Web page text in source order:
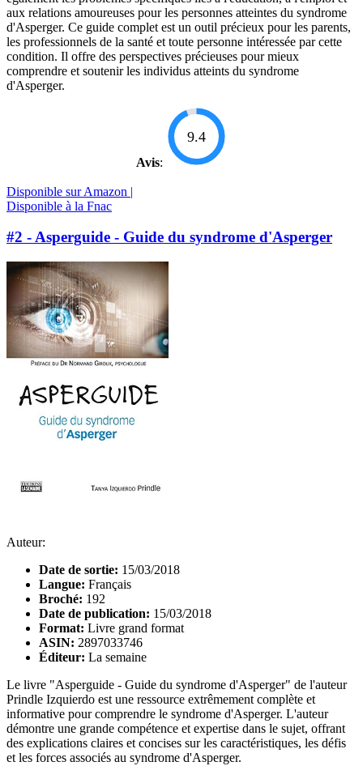
aux relations amoureuses pour les personnes atteintes du syndrome
d'Asperger. Ce guide complet est un outil précieux pour les parents,
les professionnels de la santé et toute personne intéressée par cette
condition. Il offre des perspectives précieuses pour mieux
comprendre et soutenir les individus atteints du syndrome
d'Asperger.
Avis:
9.4
Disponible sur Amazon |
Disponible à la Fnac
#2 - Asperguide - Guide du syndrome d'Asperger
Auteur:
Date de sortie: 15/03/2018
Langue: Français
Broché: 192
Date de publication: 15/03/2018
Format: Livre grand format
ASIN: 2897033746
Éditeur: La semaine
Le livre "Asperguide - Guide du syndrome d'Asperger" de l'auteur
Prindle Izquierdo est une ressource extrêmement complète et
informative pour comprendre le syndrome d'Asperger. L'auteur
démontre une grande compétence et expertise dans le sujet, offrant
des explications claires et concises sur les caractéristiques, les défis
et les forces associés au syndrome d'Asperger.